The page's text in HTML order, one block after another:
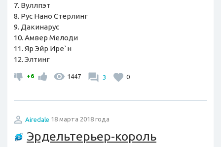
7. Вуллпэт
8. Рус Нано Стерлинг
9. Дакинарус
10. Амвер Мелоди
11. Яр Эйр Ире`н
12. Элтинг
+6 1447 3 0
Airedale 18 марта 2018 года
Эрдельтерьер-король